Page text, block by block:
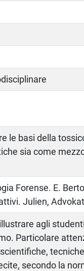
le basi della
sia come
Forense. E.
Julien,
agli
Particolare
secondo la